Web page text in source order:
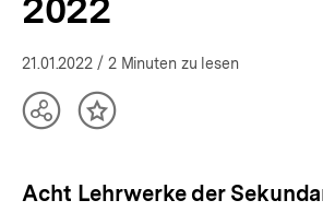
2022
21.01.2022 / 2 Minuten zu lesen
TeilenInhalt
Acht Lehrwerke der